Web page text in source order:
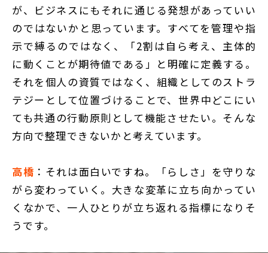
が、ビジネスにもそれに通じる発想があっていい
のではないかと思っています。すべてを管理や指
示で縛るのではなく、「2割は自ら考え、主体的
に動くことが期待値である」と明確に定義する。
それを個人の資質ではなく、組織としてのストラ
テジーとして位置づけることで、世界中どこにい
ても共通の行動原則として機能させたい。そんな
方向で整理できないかと考えています。
高橋 ：それは面白いですね。「らしさ」を守りな
がら変わっていく。大きな変革に立ち向かってい
くなかで、一人ひとりが立ち返れる指標になりそ
うです。